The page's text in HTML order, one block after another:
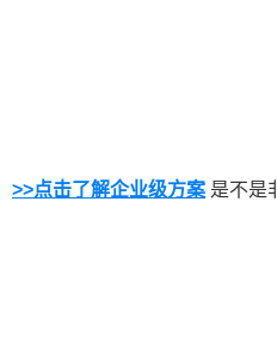
>>点击了解企业级方案 是不是